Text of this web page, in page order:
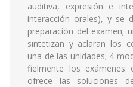
auditiva, expresión e
interacción orales), y se
preparación del examen;
sintetizan y aclaran los
una de las unidades; 4
fielmente los exámenes
ofrece las soluciones